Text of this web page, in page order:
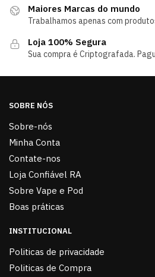
Maiores Marcas do mundo
Trabalhamos apenas com
Loja 100% Segura
Sua compra é Criptografada.
SOBRE NÓS
Sobre-nós
Minha Conta
Contate-nos
Loja Confiável RA
Sobre Vape e Pod
Boas práticas
INSTITUCIONAL
Politicas de privacidade
Politicas de Compra